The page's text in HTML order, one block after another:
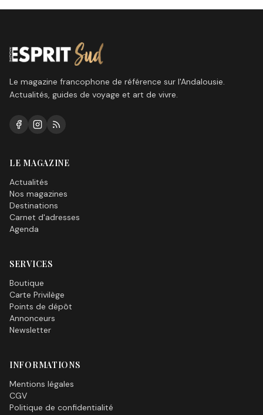
Le magazine francophone de référence sur l'Andalousie.
Actualités, guides de voyage et art de vivre.
LE MAGAZINE
Actualités
Nos magazines
Destinations
Carnet d'adresses
Agenda
SERVICES
Boutique
Carte Privilège
Points de dépôt
Annonceurs
Newsletter
INFORMATIONS
Mentions légales
CGV
Politique de confidentialité